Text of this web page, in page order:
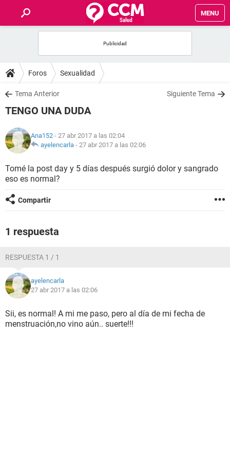
MENU
FOROS
SALUD
NUTRICIÓN
BIENESTAR
SEXUALIDAD
Foros Sexualidad
Tema Anterior Siguiente Tema
TENGO UNA DUDA
Ana152 - 27 abr 2017 a las 02:04
ayelencarla - 27 abr 2017 a las 02:06
Tomé la post day y 5 días después surgió dolor y sangrado
eso es normal?
Compartir
1 respuesta
RESPUESTA 1 / 1
ayelencarla
27 abr 2017 a las 02:06
Sii, es normal! A mi me paso, pero al día de mi fecha de
menstruación,no vino aún.. suerte!!!